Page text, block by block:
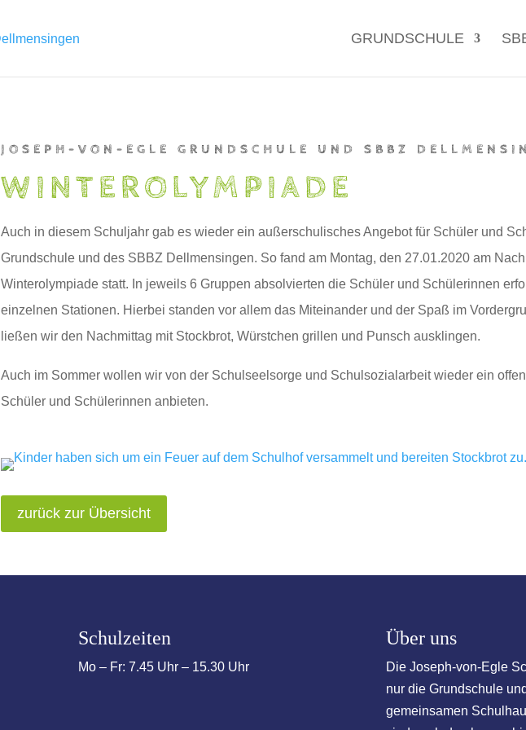
GRUNDSCHULE
JOSEPH-VON-EGLE GRUNDSCHULE UND SBBZ
WINTEROLYMPIADE
Auch in diesem Schuljahr gab es wieder ein außerschulisches Angebot für Schüler und
Grundschule und des SBBZ Dellmensingen. So fand am Montag, den 27.01.2020 am
Winterolympiade statt. In jeweils 6 Gruppen absolvierten die Schüler und Schülerinnen
einzelnen Stationen. Hierbei standen vor allem das Miteinander und der Spaß im
ließen wir den Nachmittag mit Stockbrot, Würstchen grillen und Punsch ausklingen.
Auch im Sommer wollen wir von der Schulseelsorge und Schulsozialarbeit wieder ein
Schüler und Schülerinnen anbieten.
zurück zur Übersicht
Schulzeiten
Mo – Fr: 7.45 Uhr – 15.30 Uhr
Über uns
Die Joseph-von-Egle
nur die Grundschule
gemeinsamen